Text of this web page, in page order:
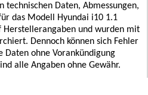
technischen Daten, Abmessungen,
das Modell Hyundai i10 1.1
Herstellerangaben und wurden mit
Dennoch können sich Fehler
Daten ohne Vorankündigung
alle Angaben ohne Gewähr.